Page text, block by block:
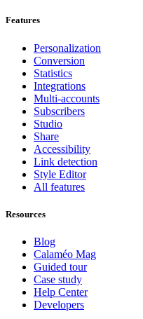
Features
Personalization
Conversion
Statistics
Integrations
Multi-accounts
Subscribers
Studio
Share
Accessibility
Link detection
Style Editor
All features
Resources
Blog
Calaméo Mag
Guided tour
Case study
Help Center
Developers